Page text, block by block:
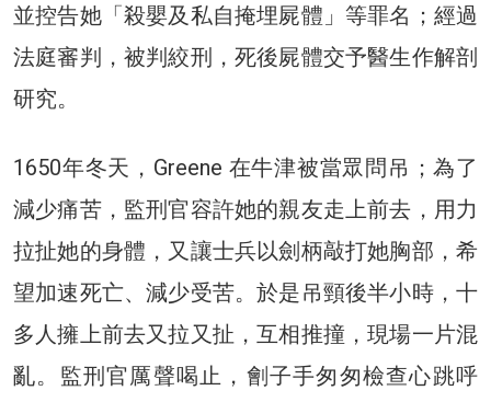
並控告她「殺嬰及私自掩埋屍體」等罪名；經過
法庭審判，被判絞刑，死後屍體交予醫生作解剖
研究。
1650年冬天，Greene 在牛津被當眾問吊；為了
減少痛苦，監刑官容許她的親友走上前去，用力
拉扯她的身體，又讓士兵以劍柄敲打她胸部，希
望加速死亡、減少受苦。於是吊頸後半小時，十
多人擁上前去又拉又扯，互相推撞，現場一片混
亂。監刑官厲聲喝止，劊子手匆匆檢查心跳呼